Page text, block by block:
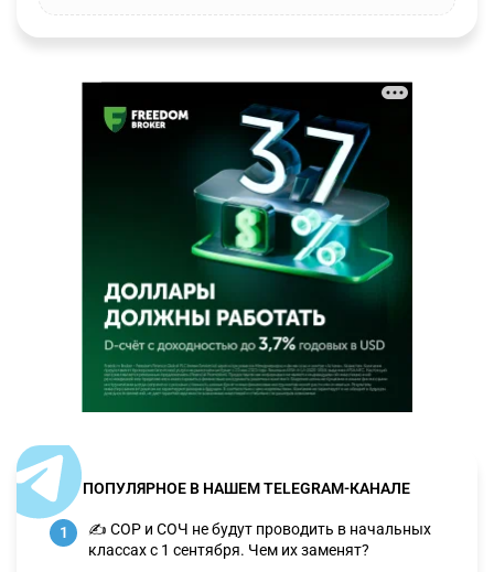
ПОПУЛЯРНОЕ В НАШЕМ TELEGRAM-КАНАЛЕ
1
✍️ СОР и СОЧ не будут проводить в начальных
классах с 1 сентября. Чем их заменят?